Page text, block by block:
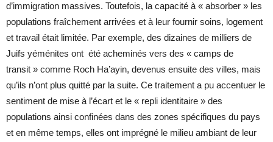
d’immigration massives. Toutefois, la capacité à « absorber » les
populations fraîchement arrivées et à leur fournir soins, logement
et travail était limitée. Par exemple, des dizaines de milliers de
Juifs yéménites ont été acheminés vers des « camps de
transit » comme Roch Ha’ayin, devenus ensuite des villes, mais
qu’ils n’ont plus quitté par la suite. Ce traitement a pu accentuer le
sentiment de mise à l’écart et le « repli identitaire » des
populations ainsi confinées dans des zones spécifiques du pays
et en même temps, elles ont imprégné le milieu ambiant de leur